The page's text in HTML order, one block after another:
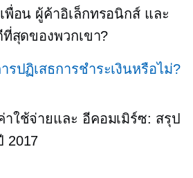
พื่อน ผู้ค้าอิเล็กทรอนิกส์ และ
สุดของพวกเขา?
รปฏิเสธการชำระเงินหรือไม่?
าใช้จ่ายและ อีคอมเมิร์ซ: สรุป
2017